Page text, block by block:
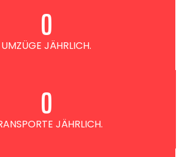
UMZÜGE JÄHRLICH.
0
JÄHRLICH.
0